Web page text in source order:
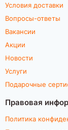
Условия доставки
Вопросы-ответы
Вакансии
Акции
Новости
Услуги
Подарочные
Правовая
Политика